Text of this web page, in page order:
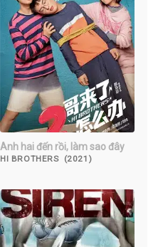
Anh hai đến rồi, làm sao đây
HI BROTHERS (2021)